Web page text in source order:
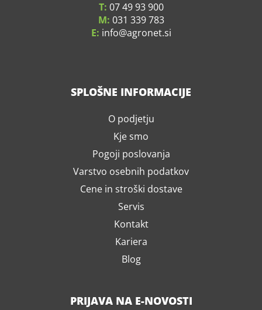
T: 07 49 93 900
M: 031 339 783
E: info agronet.si
SPLOŠNE INFORMACIJE
O podjetju
Kje smo
Pogoji poslovanja
Varstvo osebnih podatkov
Cene in stroški dostave
Servis
Kontakt
Kariera
Blog
PRIJAVA NA E-NOVOSTI